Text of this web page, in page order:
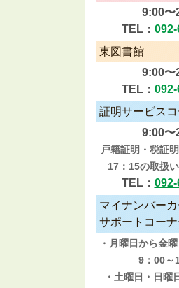
9:00〜
TEL：
東図書館
9:00〜
TEL：
証明サービス
9:00〜
戸籍証明・税証
17：15の取扱い
TEL：
マイナンバー
サポートコーナ
・月曜日から金
9：00～
・土曜日・日曜